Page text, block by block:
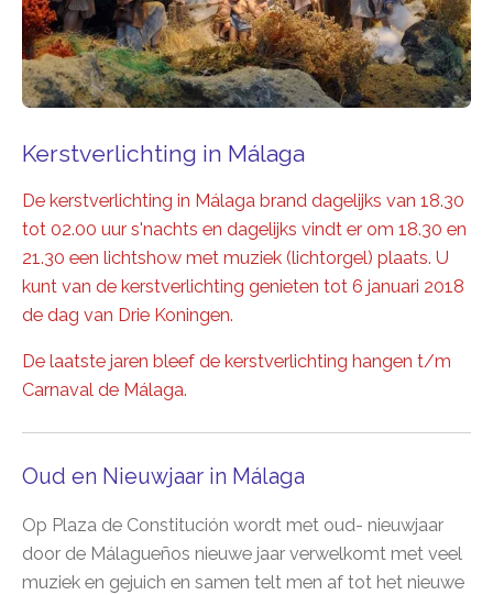
Kerstverlichting in Málaga
De kerstverlichting in Málaga brand dagelijks van 18.30
tot 02.00 uur s'nachts en dagelijks vindt er om 18.30 en
21.30 een lichtshow met muziek (lichtorgel) plaats. U
kunt van de kerstverlichting genieten tot 6 januari 2018
de dag van Drie Koningen.
De laatste jaren bleef de kerstverlichting hangen t/m
Carnaval de Málaga.
Oud en Nieuwjaar in Málaga
Op Plaza de Constitución wordt met oud- nieuwjaar
door de Málagueños nieuwe jaar verwelkomt met veel
muziek en gejuich en samen telt men af tot het nieuwe